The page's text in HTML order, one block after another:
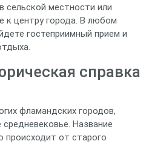
сельской местности или
к центру города. В любом
гостеприимный прием и
справка
фламандских городов,
Название
происходит от старого